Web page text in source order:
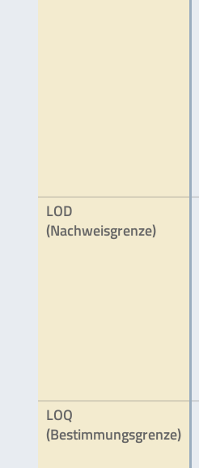
LOD
(Nachweisgrenze)
LOQ
(Bestimmungsgrenze)